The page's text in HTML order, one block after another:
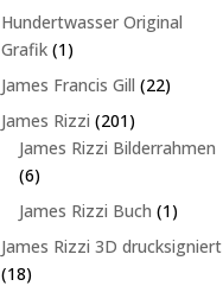
Hundertwasser Original
Grafik 11
Produkt
James Francis Gill 2222
James Rizzi 201201
Produkte
James Rizzi Bilderrahmen
66
Produkte
James Rizzi Buch 11
Produkt
James Rizzi 3D drucksigniert
1818